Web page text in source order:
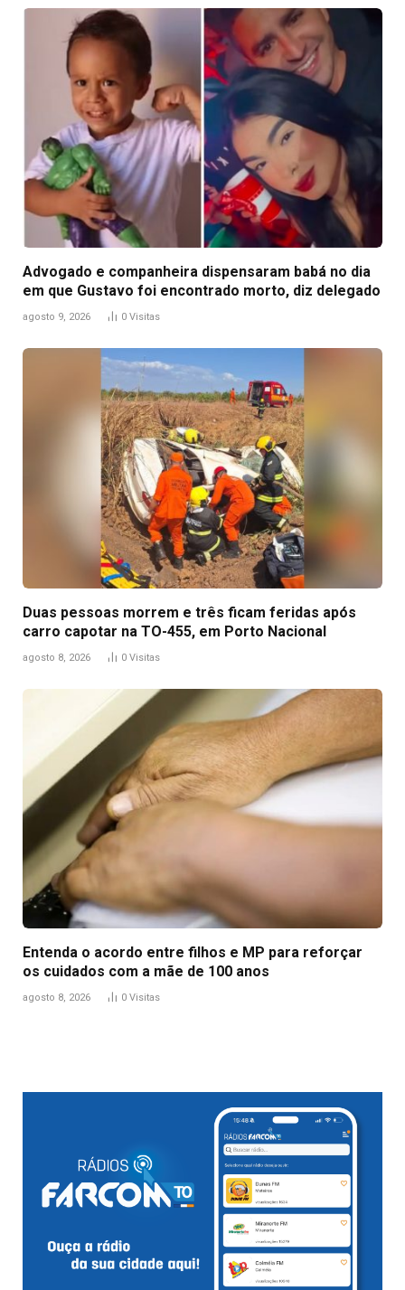
Advogado e companheira dispensaram babá no dia
em que Gustavo foi encontrado morto, diz delegado
agosto 9, 2026 0 Visitas
Duas pessoas morrem e três ficam feridas após
carro capotar na TO-455, em Porto Nacional
agosto 8, 2026 0 Visitas
Entenda o acordo entre filhos e MP para reforçar
os cuidados com a mãe de 100 anos
agosto 8, 2026 0 Visitas